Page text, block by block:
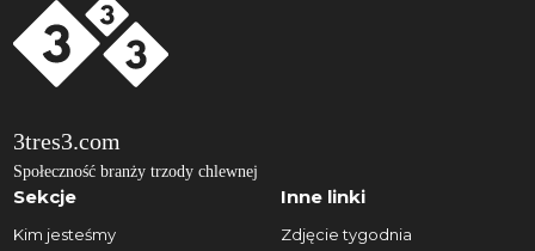
3tres3.com
Społeczność branży trzody chlewnej
Sekcje
Kim jesteśmy
Inne linki
Zdjęcie tygodnia